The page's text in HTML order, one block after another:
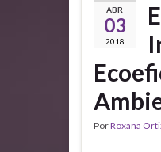
ABR
03
2018
PorRoxana